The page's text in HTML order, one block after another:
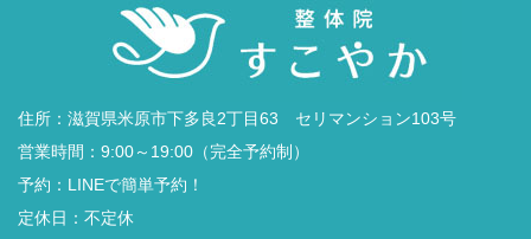
住所：滋賀県米原市下多良2丁目63 セリマンション103号
営業時間：9:00～19:00（完全予約制）
予約：LINEで簡単予約！
定休日：不定休